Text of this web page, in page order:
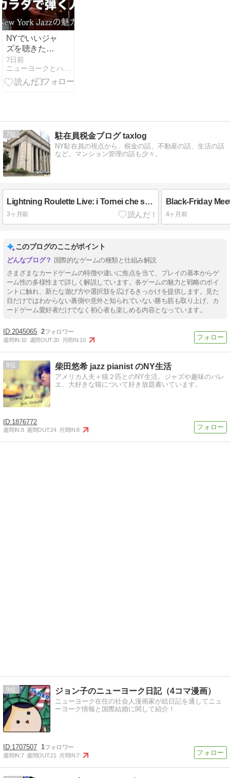
NYでいいジャ
ズを聴きたい
方へ〜ジャズ
ツアー｜ジャ
ムセッショ
7日前
7 駐在員税金ブログ taxlog
NY駐在員の視点から、税金の話、不動産の話、生活の話
など。マンション管理の話も少々。
Lightning Roulette Live: i Tornei che stanno Rivoluzionando il Gioco d’Azzardo
3ヶ月前 4ヶ月前
このブログのここがポイント
国際的なゲームの種類と仕組み解説
さまざまなカードゲームの特徴や違いに焦点を当て、プレイの基本からゲ
ーム性の多様性まで詳しく解説しています。各ゲームの魅力と戦略のポイ
ントに触れ、新たな遊び方や選択肢を広げるきっかけを提供します。見た
目だけではわからない裏側や意外と知られていない勝ち筋も取り上げ、カ
ードゲーム愛好者だけでなく初心者も楽しめる内容となっています。
2045065 2
週間IN:10 週間OUT:20 月間IN:10
8 柴田悠希 jazz pianist のNY生活
アメリカ人夫＋猫２匹とのNY生活。ジャズや趣味のバレ
エ、大好きな猫について好き放題書いています。
1876772
週間IN:8 週間OUT:24 月間IN:8
9 ジョン子のニューヨーク日記（4コマ漫画）
ニューヨーク在住の社会人漫画家が絵日記を通してニュ
ーヨーク情報と国際結婚に関して紹介！
1707507 1
週間IN:7 週間OUT:21 月間IN:7